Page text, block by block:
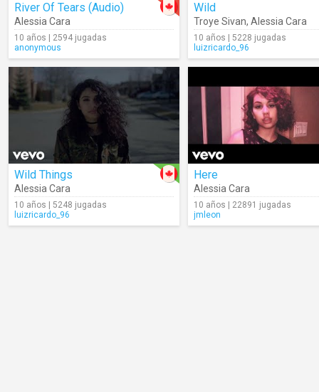
River Of Tears (Audio)
Alessia Cara
10 años | 2594 jugadas
anonymous
Wild
Troye Sivan, Alessia Cara
10 años | 5228 jugadas
luizricardo_96
Wild Things
Alessia Cara
10 años | 5248 jugadas
luizricardo_96
Here
Alessia Cara
10 años | 22891 jugadas
jmleon